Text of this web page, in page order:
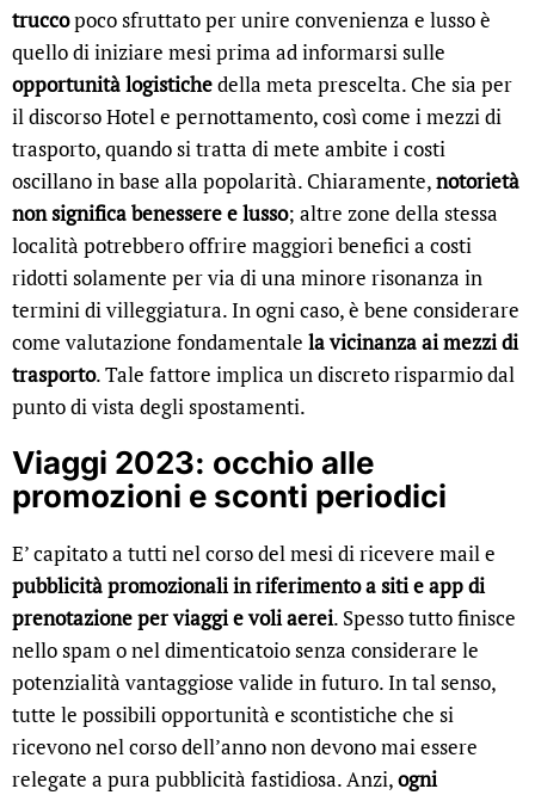
truccopoco sfruttato per unire convenienza e lusso è
quello di iniziare mesi prima ad informarsi sulle
opportunità logistichedella meta prescelta. Che sia per
il discorso Hotel e pernottamento, così come i mezzi di
trasporto, quando si tratta di mete ambite i costi
oscillano in base alla popolarità. Chiaramente,notorietà
non significa benessere e lusso; altre zone della stessa
località potrebbero offrire maggiori benefici a costi
ridotti solamente per via di una minore risonanza in
termini di villeggiatura. In ogni caso, è bene considerare
come valutazione fondamentale la vicinanza ai mezzi di
trasporto. Tale fattore implica un discreto risparmio dal
punto di vista degli spostamenti.
Viaggi 2023: occhio alle
promozioni e sconti periodici
E’ capitato a tutti nel corso del mesi di ricevere mail e
pubblicità promozionali in riferimento a siti e app di
prenotazione per viaggi e voli aerei. Spesso tutto finisce
nello spam o nel dimenticatoio senza considerare le
potenzialità vantaggiose valide in futuro. In tal senso,
tutte le possibili opportunità e scontistiche che si
ricevono nel corso dell’anno non devono mai essere
relegate a pura pubblicità fastidiosa. Anzi,ogni